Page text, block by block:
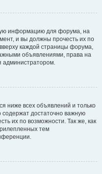
информацию для форума, на
и вы должны прочесть их по
каждой страницы форума,
объявлениями, права на
администратором.
ниже всех объявлений и только
содержат достаточно важную
их по возможности. Так же, как
тем